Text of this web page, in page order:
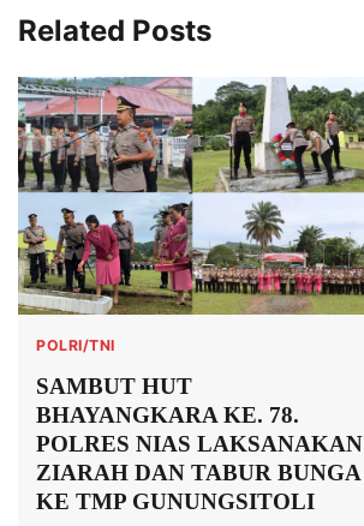
Related Posts
POLRI/TNI
SAMBUT HUT
BHAYANGKARA KE. 78.
POLRES NIAS LAKSANAKAN
ZIARAH DAN TABUR BUNGA
KE TMP GUNUNGSITOLI